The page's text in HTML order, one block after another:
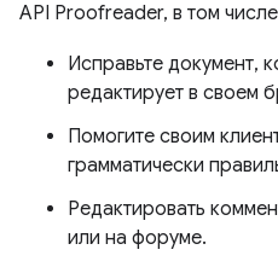
API Proofreader, в том
Исправьте документ,
редактирует в своем
Помогите своим
грамматически
Редактировать
или на форуме.